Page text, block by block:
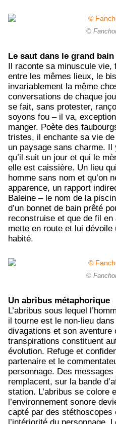
©
Le saut dans le grand bain
Il raconte sa minuscule vie,
entre les mêmes lieux, le
invariablement la même
conversations de chaque
se fait, sans protester,
soyons fou – il va,
manger. Poète des
tristes, il enchante sa vie
un paysage sans charme.
qu’il suit un jour et qui le
elle est caissière. Un lieu
homme sans nom et qu’on
apparence, un rapport
Baleine – le nom de la
d’un bonnet de bain prêté
reconstruise et que de fil
mette en route et lui
habité.
©
Un abribus métaphorique
L’abribus sous lequel
il tourne est le non-lieu
divagations et son aventure
transpirations constituent
évolution. Refuge et
partenaire et le
personnage. Des
remplacent, sur la bande
station. L’abribus se colore
l’environnement sonore
capté par des